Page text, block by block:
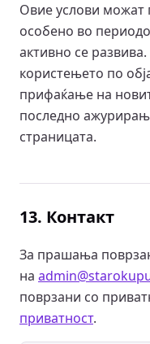
Овие услови можат
особено во
активно се
користењето по
прифаќање на
последно
страницата.
13. Контакт
За прашања
на
поврзани со
приватност.